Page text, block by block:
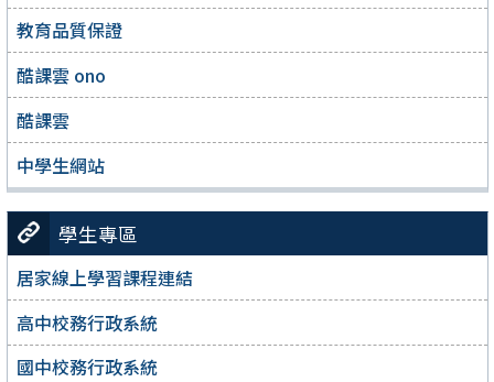
教育品質保證
酷課雲 ono
酷課雲
中學生網站
學生專區
居家線上學習課程連結
高中校務行政系統
國中校務行政系統